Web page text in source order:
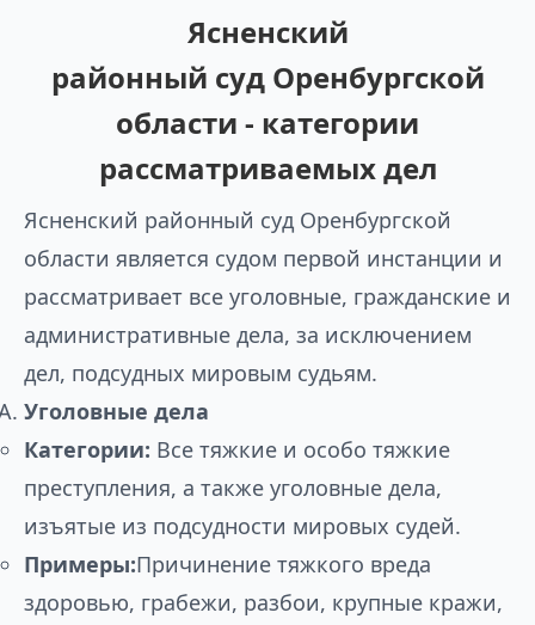
Ясненский
районный суд Оренбургской
области - категории
рассматриваемых дел
Ясненский районный суд Оренбургской
области является судом первой инстанции и
рассматривает все уголовные, гражданские и
административные дела, за исключением
дел, подсудных мировым судьям.
Уголовные дела
Категории: Все тяжкие и особо тяжкие
преступления, а также уголовные дела,
изъятые из подсудности мировых судей.
Примеры:Причинение тяжкого вреда
здоровью, грабежи, разбои, крупные кражи,